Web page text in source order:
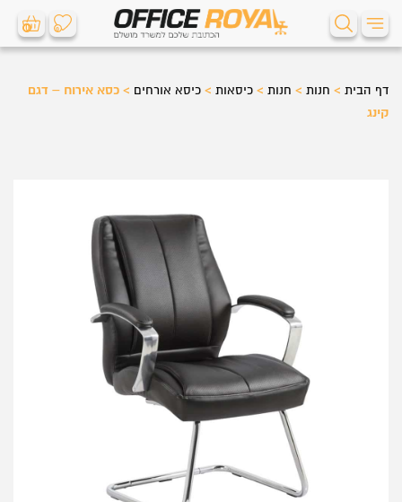
0 0
דף הבית > חנות > חנות > כיסאות > כיסא אורחים > כסא אירוח – דגם
קינג